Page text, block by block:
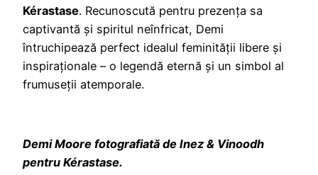
Kérastase. Recunoscută pentru prezența sa
captivantă și spiritul neînfricat, Demi
întruchipează perfect idealul feminității libere și
inspiraționale – o legendă eternă și un simbol al
frumuseții atemporale.
Demi Moore fotografiată de Inez & Vinoodh
pentru Kérastase.